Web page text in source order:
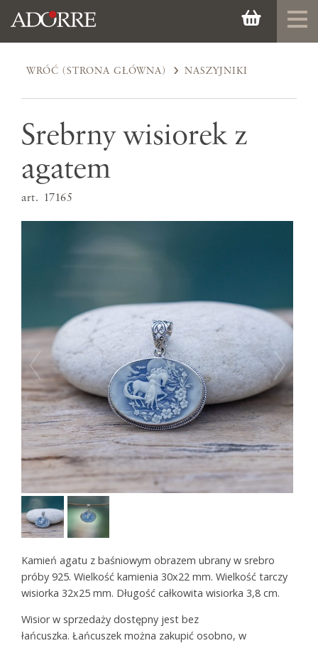
WRÓĆ (STRONA GŁÓWNA) NASZYJNIKI
Srebrny wisiorek z
agatem
art. 17165
Kamień agatu z baśniowym obrazem ubrany w srebro
próby 925. Wielkość kamienia 30x22 mm. Wielkość tarczy
wisiorka 32x25 mm. Długość całkowita wisiorka 3,8 cm.
Wisior w sprzedaży dostępny jest bez
łańcuszka. Łańcuszek można zakupić osobno, w